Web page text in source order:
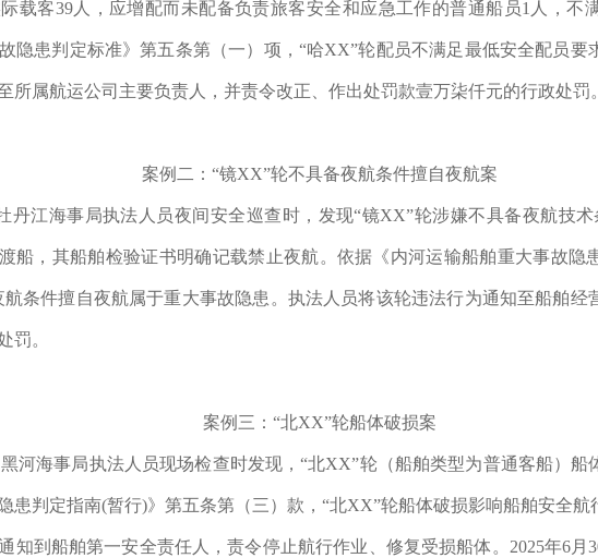
载客39人，应增配而未配备负责旅客安全和应急工作的普通船员1人，不
隐患判定标准》第五条第（一）项，“哈XX”轮配员不满足最低安全配员要
所属航运公司主要负责人，并责令改正、作出处罚款壹万柒仟元的行政处罚。
案例二：“镜XX”轮不具备夜航条件擅自夜航案
丹江海事局执法人员夜间安全巡查时，发现“镜XX”轮涉嫌不具备夜航技
船，其船舶检验证书明确记载禁止夜航。依据《内河运输船舶重大事故隐
条件擅自夜航属于重大事故隐患。执法人员将该轮违法行为通知至船舶经
罚。
案例三：“北XX”轮船体破损案
黑河海事局执法人员现场检查时发现，“北XX”轮（船舶类型为普通客船）
患判定指南(暂行)》第五条第（三）款，“北XX”轮船体破损影响船舶安全
知到船舶第一安全责任人，责令停止航行作业、修复受损船体。2025年6月